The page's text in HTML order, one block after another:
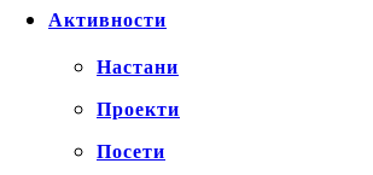
Активности
Настани
Проекти
Посети